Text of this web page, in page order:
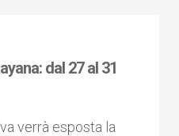
dal 27 al 31
verrà esposta la